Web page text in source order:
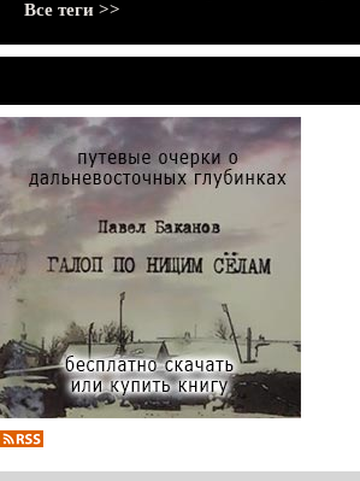
Все теги >>